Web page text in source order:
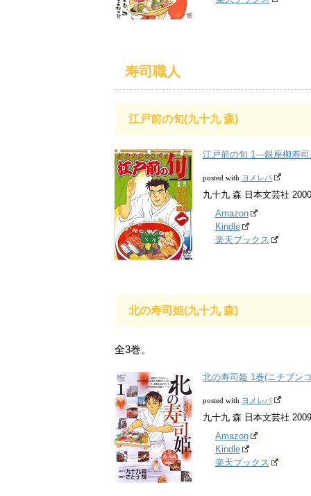
寿司職人
江戸前の旬(九十九 森)
江戸前の旬 1―銀座柳寿
posted with ヨメレバ
九十九 森 日本文芸社
Amazon
Kindle
楽天ブックス
北の寿司姫(九十九 森)
全3巻。
北の寿司姫 1巻(ニチブン
posted with ヨメレバ
九十九 森 日本文芸社
Amazon
Kindle
楽天ブックス